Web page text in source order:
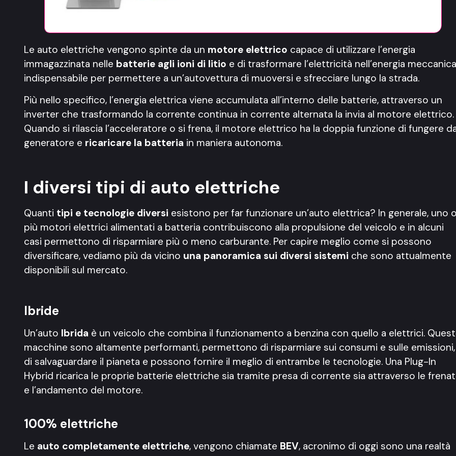
Le auto elettriche vengono spinte da un motore elettrico capace di utilizzare l’energia
immagazzinata nelle batterie agli ioni di litio e di trasformare l’elettricità nell’energia meccanica
indispensabile per permettere a un’autovettura di muoversi e sfrecciare lungo la strada.
Più nello specifico, l’energia elettrica viene accumulata all’interno delle batterie, attraverso un
inverter che trasformando la corrente continua in corrente alternata la invia al motore elettrico.
Quando si rilascia l’acceleratore o si frena, il motore elettrico ha la doppia funzione di fungere
generatore e ricaricare la batteria in maniera autonoma.
I diversi tipi di auto elettriche
Quanti tipi e tecnologie diversi esistono per far funzionare un’auto elettrica? In generale, uno o
più motori elettrici alimentati a batteria contribuiscono alla propulsione del veicolo e in alcuni
casi permettono di risparmiare più o meno carburante. Per capire meglio come si possono
diversificare, vediamo più da vicino una panoramica sui diversi sistemi che sono attualmente
disponibili sul mercato.
Ibride
Un’auto Ibrida è un veicolo che combina il funzionamento a benzina con quello a elettrici.
macchine sono altamente performanti, permettono di risparmiare sui consumi e sulle emissioni,
di salvaguardare il pianeta e possono fornire il meglio di entrambe le tecnologie. Una Plug-In
Hybrid ricarica le proprie batterie elettriche sia tramite presa di corrente sia attraverso le
e l’andamento del motore.
100% elettriche
Le auto completamente elettriche, vengono chiamate BEV, acronimo di oggi sono una realtà